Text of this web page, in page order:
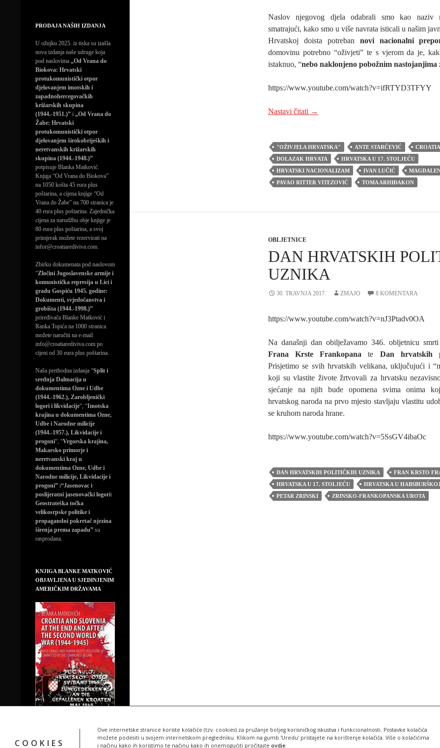
COOKIES
Ove internetske stranice koriste kolačiće (tzv. cookies) za pružanje boljeg korisničkog iskustva i funkcionalnosti. Postavke kolačića
možete podesiti u svojem internetskom pregledniku. Klikom na gumb 'Uredu' pristajete na korištenje kolačića. Više o kolačićima
i načinu kako ih koristimo te načinu kako ih onemogućiti pročitajte ovdje
Naslov njegovog djela odabrali smo kao naziv
smatrajući, kako smo u više navrata isticali u našim
Hrvatskoj doista potreban novi nacionalni
domovinu potrebno “oživjeti” te s vjerom da je,
istaknuo, “nebo naklonjeno pobožnim nastojanjima
https://www.youtube.com/watch?v=ifRTYD3TFYY
Nastavi čitati CROATIA REDIVIVA: Nebo je
→
"OŽIVJELA HRVATSKA" ANTE STARČEVIĆ
DOLAZAK HRVATA
HRVATSKA U 17. STOLJEĆU
HRVATSKI NACIONALIZAM
IVAN LUČIĆ
PAVAO RITTER VITEZOVIĆ
TOMA ARHIĐAKON
OBLJETNICE
DAN HRVATSKIH
UZNIKA
30. TRAVNJA 2017. ZMAJO 8 KOMENTARA
https://www.youtube.com/watch?v=nJ3Ptadv0OA
Na današnji dan obilježavamo 346. obljetnicu smrti
Frana Krste Frankopana te Dan hrvatskih
Prisjetimo se svih hrvatskih velikana, uključujući i
koji su vlastite živote žrtvovali za hrvatsku
sjećanje na njih bude opomena svima onima
hrvatskog naroda na prvo mjesto stavljaju vlastitu
se kruhom naroda hrane.
https://www.youtube.com/watch?v=5SsGV4ibaOc
DAN HRVATSKIH POLITIČKIH UZNIKA
FRAN KRSTO
HRVATSKA U 17. STOLJEĆU
HRVATSKA U
PETAR ZRINSKI
ZRINSKO-FRANKOPANSKA UROTA
PRODAJA NAŠIH IZDANJA
U ožujku 2025. iz tiska su izašla
nova izdanja naše udruge koja
pod naslovima „Od Vrana do
Biokova: Hrvatski
protukomunistički otpor
djelovanjem imotskih i
zapadnohercegovačkih
križarskih skupina
(1944.-1951.)” i „Od Vrana do
Žabe: Hrvatski
protukomunistički otpor
djelovanjem širokobrijeških i
neretvanskih križarskih
skupina (1944.-1948.)”
potpisuje Blanka Matković.
Knjiga “Od Vrana do Biokova”
na 1050 košta 45 eura plus
poštarina, a cijena knjige “Od
Vrana do Žabe” na 700 stranica je
40 eura plus poštarina. Zajednička
cijena za narudžbu obje knjige je
80 eura plus poštarina, a svoj
primjerak možete rezervirati na
infor@croatiarediviva.com.
Zbirku dokumenata pod naslovom
“Zločini Jugoslavenske armije i
komunistička represija u Lici i
gradu Gospiću 1945. godine:
Dokumenti, svjedočanstva i
grobišta (1944.-1998.)”
priređivača Blanke Matković i
Ranka Topića na 1000 stranica
možete naručiti na e-mail
info@croatiarediviva.com po
cijeni od 30 eura plus poštarina.
Naša prethodna izdanja “Split i
srednja Dalmacija u
dokumentima Ozne i Udbe
(1944.-1962.), Zarobljenički
logori i likvidacije“, “Imotska
krajina u dokumentima Ozne,
Udbe i Narodne milicije
(1944.-1957.), Likvidacije i
progoni“, “Vrgorska krajina,
Makarsko primorje i
neretvanski kraj u
dokumentima Ozne, Udbe i
Narodne milicije, Likvidacije i
progoni” i“Jasenovac i
poslijeratni jasenovački logori:
Geostrateška točka
velikosrpske politike i
propagandni pokretač njezina
širenja prema zapadu” su
rasprodana.
KNJIGA BLANKE MATKOVIĆ
OBJAVLJENA U SJEDINJENIM
AMERIČKIM DRŽAVAMA